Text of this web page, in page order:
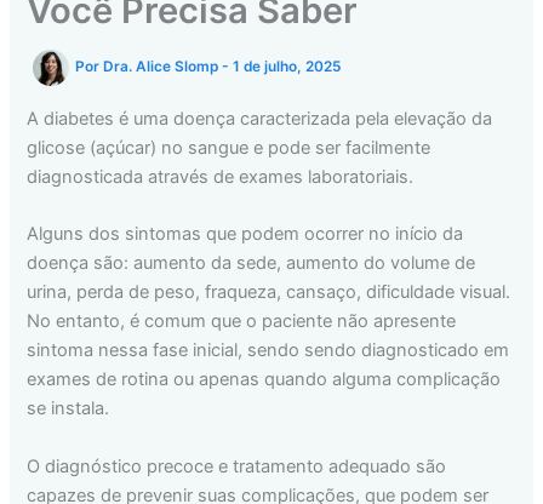
Você Precisa Saber
Por Dra. Alice Slomp-1 de julho, 2025
A diabetes é uma doença caracterizada pela elevação da
glicose (açúcar) no sangue e pode ser facilmente
diagnosticada através de exames laboratoriais.
Alguns dos sintomas que podem ocorrer no início da
doença são: aumento da sede, aumento do volume de
urina, perda de peso, fraqueza, cansaço, dificuldade visual.
No entanto, é comum que o paciente não apresente
sintoma nessa fase inicial, sendo sendo diagnosticado em
exames de rotina ou apenas quando alguma complicação
se instala.
O diagnóstico precoce e tratamento adequado são
capazes de prevenir suas complicações, que podem ser